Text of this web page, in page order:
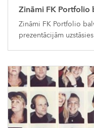
Zināmi FK Portfolio
Zināmi FK Portfolio
prezentācijām